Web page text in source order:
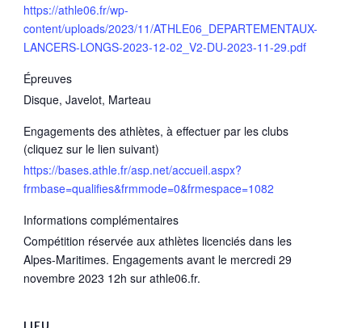
https://athle06.fr/wp-
content/uploads/2023/11/ATHLE06_DEPARTEMENTAUX-
LANCERS-LONGS-2023-12-02_V2-DU-2023-11-29.pdf
Épreuves
Disque, Javelot, Marteau
Engagements des athlètes, à effectuer par les clubs
(cliquez sur le lien suivant)
https://bases.athle.fr/asp.net/accueil.aspx?
frmbase=qualifies&frmmode=0&frmespace=1082
Informations complémentaires
Compétition réservée aux athlètes licenciés dans les
Alpes-Maritimes. Engagements avant le mercredi 29
novembre 2023 12h sur athle06.fr.
LIEU